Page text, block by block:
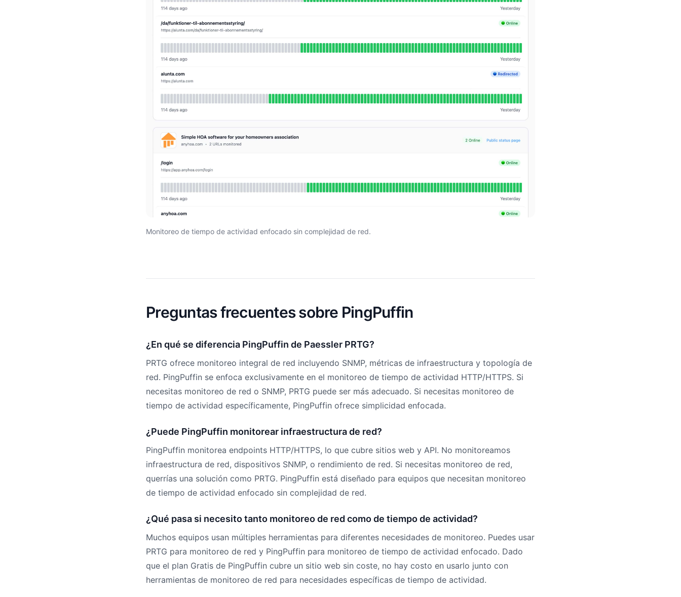
Monitoreo de tiempo de actividad enfocado sin complejidad de red.
Preguntas frecuentes sobre PingPuffin
¿En qué se diferencia PingPuffin de Paessler PRTG?
PRTG ofrece monitoreo integral de red incluyendo SNMP, métricas de infraestructura y topología de
red. PingPuffin se enfoca exclusivamente en el monitoreo de tiempo de actividad HTTP/HTTPS. Si
necesitas monitoreo de red o SNMP, PRTG puede ser más adecuado. Si necesitas monitoreo de
tiempo de actividad específicamente, PingPuffin ofrece simplicidad enfocada.
¿Puede PingPuffin monitorear infraestructura de red?
PingPuffin monitorea endpoints HTTP/HTTPS, lo que cubre sitios web y API. No monitoreamos
infraestructura de red, dispositivos SNMP, o rendimiento de red. Si necesitas monitoreo de red,
querrías una solución como PRTG. PingPuffin está diseñado para equipos que necesitan monitoreo
de tiempo de actividad enfocado sin complejidad de red.
¿Qué pasa si necesito tanto monitoreo de red como de tiempo de actividad?
Muchos equipos usan múltiples herramientas para diferentes necesidades de monitoreo. Puedes usar
PRTG para monitoreo de red y PingPuffin para monitoreo de tiempo de actividad enfocado. Dado
que el plan Gratis de PingPuffin cubre un sitio web sin coste, no hay costo en usarlo junto con
herramientas de monitoreo de red para necesidades específicas de tiempo de actividad.